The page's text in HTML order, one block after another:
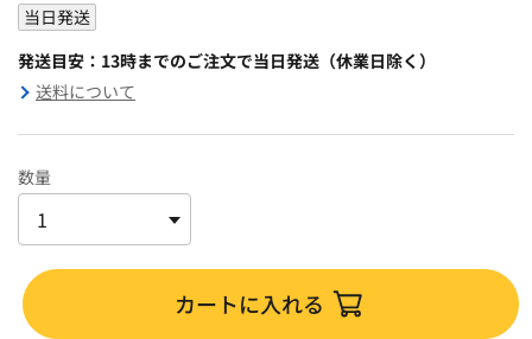
当日発送
発送目安：13時までのご注文で当日発送（休業日除く）
送料について
数量
カートに入れる